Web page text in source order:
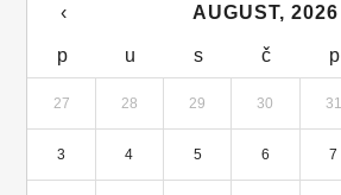
‹ AUGUST, 2026
p u s č p
27 28 29 30 31
3 4 5 6 7